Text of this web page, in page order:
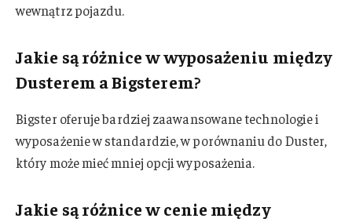
wewnątrz pojazdu.
Jakie są różnice w wyposażeniu między
Dusterem a Bigsterem?
Bigster oferuje bardziej zaawansowane technologie i
wyposażenie w standardzie, w porównaniu do Duster,
który może mieć mniej opcji wyposażenia.
Jakie są różnice w cenie między